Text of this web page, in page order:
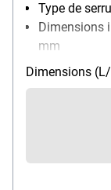
Type de
Dimensions
mm
Fixation :
Verrouillage
Dimensions